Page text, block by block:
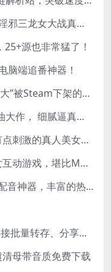
麻豆蹭热度翻拍作品《哪吒之淫邪三龙女大战真阳魔童》 已上线
源也非常猛了！
脑端追番神器！
《请做coser的主人2》因“C度大”被Steam下架的真人美女互动游戏！
绅士游戏丨全3D次世代的黄油大作， 细腻逼真的双人互动狂想曲！
《迷情医院》潘甜甜新作？有点刺激的真人美女互动游戏
《银魔唐三藏》又一真人美女互动游戏，堪比M豆！
祈风TTS_v0.1.3.2，多角色Ai配音神器，丰富的热门音色
QuarkPanTool，夸克网盘链接批量转存、分享和下载工具
母带音质免费下载